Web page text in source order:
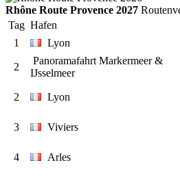
Rhône Route Provence 2027
Tag Hafen
1
Lyon
2
Panoramafahrt Markermeer &
IJsselmeer
2 Lyon
3 Viviers
4 Arles